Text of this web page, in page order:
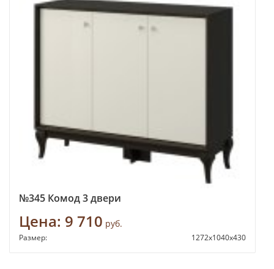
№345 Комод 3 двери
Цена: 9 710 руб.
Размер: 1272х1040х430